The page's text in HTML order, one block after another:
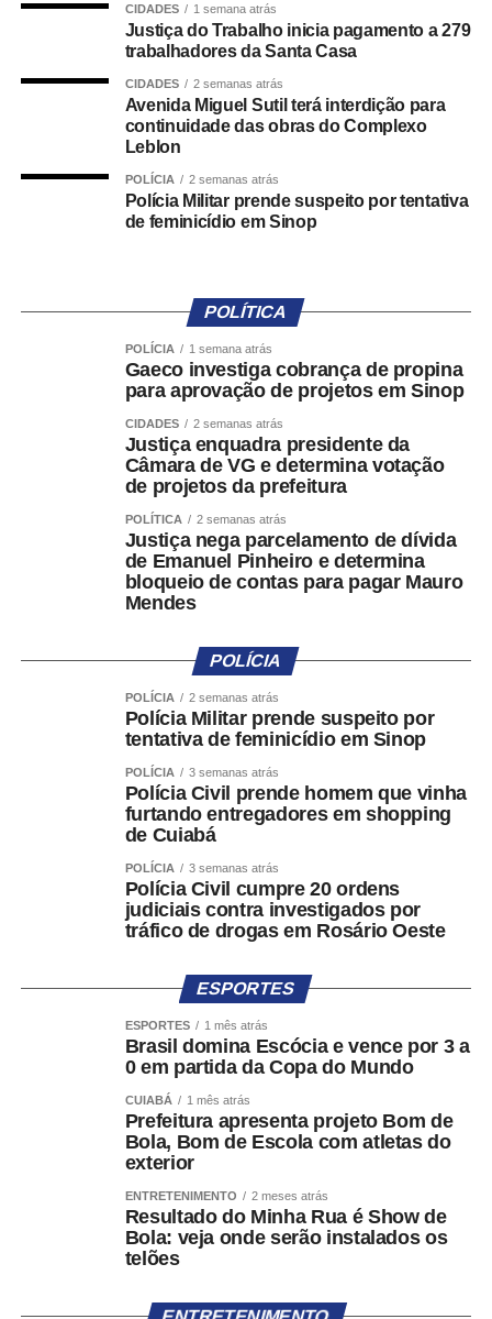
Como funcionará o Pardal
– Pardal Móvel: aplicativo gratuito disponível para
– Pardal ADM: ambiente de uso exclusivo da Justiça
– Pardal Web: plataforma destinada ao acompanhamento
de estatísticas das denúncias registradas.
Para acessar o aplicativo, a pessoa usuária deverá se
identificar por meio do e-Título ou da plataforma Gov.br. A
norma, contudo, assegura que a identidade da pessoa
denunciante permanecerá protegida por sigilo,
independentemente da forma de autenticação utilizada.
Classificação das denúncias
Ao registrar uma nova denúncia, a pessoa usuária deverá
informar a descrição da suposta irregularidade. Em
preliminar da ocorrência em duas categorias: propaganda
eleitoral irregular na internet e outras formas de
propaganda eleitoral irregular.
complementares, o sistema apresentará orientações
sobre quais condutas são permitidas ou proibidas pela
legislação eleitoral, de acordo com o tipo de denúncia
selecionado. A medida busca reduzir registros
equivocados ou sem fundamento.
A classificação sugerida pelo sistema poderá ser alterada
possível anexar fotos, vídeos, áudios ou endereços
eletrônicos relacionados à irregularidade apontada.
Após o envio, o sistema gerará um número de protocolo
para acompanhamento da denúncia, que poderá ser
consultada tanto no aplicativo quanto por meio de um link
enviado ao e-mail informado pela pessoa denunciante.
Encaminhamento para outros canais
A portaria também prevê situações em que a denúncia
não se enquadra no escopo do Pardal. Nesses casos, a
CIDADES 1 semana atrás
Justiça do Trabalho inicia pagamento a 279
trabalhadores da Santa Casa
CIDADES 2 semanas atrás
Avenida Miguel Sutil terá interdição para
continuidade das obras do Complexo
Leblon
POLÍCIA 2 semanas atrás
Polícia Militar prende suspeito por tentativa
de feminicídio em Sinop
POLÍTICA
POLÍCIA 1 semana atrás
Gaeco investiga cobrança de propina
para aprovação de projetos em Sinop
CIDADES 2 semanas atrás
Justiça enquadra presidente da
Câmara de VG e determina votação
de projetos da prefeitura
POLÍTICA 2 semanas atrás
Justiça nega parcelamento de dívida
de Emanuel Pinheiro e determina
bloqueio de contas para pagar Mauro
Mendes
POLÍCIA
POLÍCIA 2 semanas atrás
Polícia Militar prende suspeito por
tentativa de feminicídio em Sinop
POLÍCIA 3 semanas atrás
Polícia Civil prende homem que vinha
furtando entregadores em shopping
de Cuiabá
POLÍCIA 3 semanas atrás
Polícia Civil cumpre 20 ordens
judiciais contra investigados por
tráfico de drogas em Rosário Oeste
ESPORTES
ESPORTES 1 mês atrás
Brasil domina Escócia e vence por 3 a
0 em partida da Copa do Mundo
CUIABÁ 1 mês atrás
Prefeitura apresenta projeto Bom de
Bola, Bom de Escola com atletas do
exterior
ENTRETENIMENTO 2 meses atrás
Resultado do Minha Rua é Show de
Bola: veja onde serão instalados os
telões